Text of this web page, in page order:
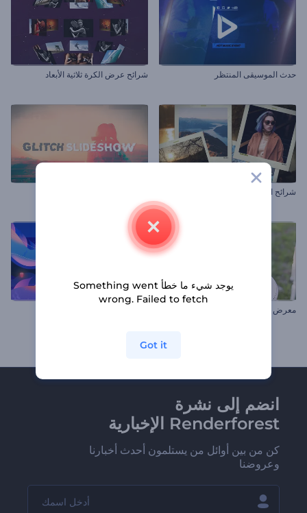
حدث الموسيقى المنتظر شرائح عرض الكرة ثلاثية الأبعاد
شرائح العرض المتقلبة
معرض صور الأزهار
انضم إلى نشرة
Renderforest الإخبارية
كن من بين أوائل من يستلمون أحدث أخبارنا
وعروضنا
يوجد شيء ما خطأ Something went
wrong. Failed to fetch
Got it